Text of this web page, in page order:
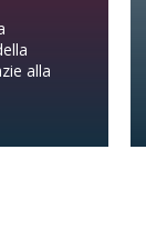
alla